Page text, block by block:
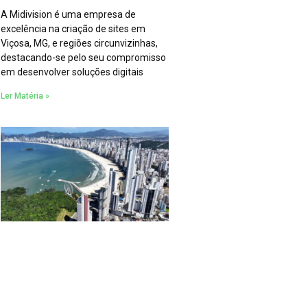
A Midivision é uma empresa de
excelência na criação de sites em
Viçosa, MG, e regiões circunvizinhas,
destacando-se pelo seu compromisso
em desenvolver soluções digitais
Ler Matéria »